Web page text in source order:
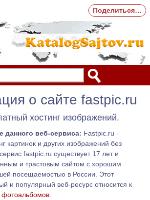
о сайте fastpic.ru
хостинг изображений.
данного веб-сервиса: Fastpic.ru -
картинок и других изображений без
fastpic.ru существует 17 лет и
и трастовым сайтом с хорошим
посещаемостью в России. Этот
и популярный веб-ресурс относится к
фотоальбомов
Поделиться…